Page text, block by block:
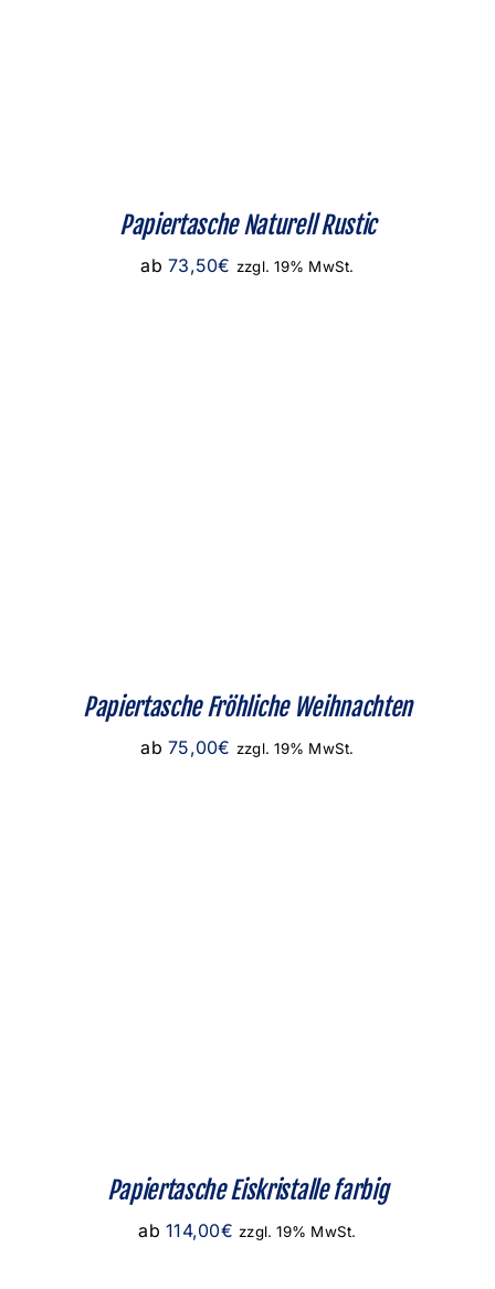
Papiertasche Naturell Rustic
ab73,50€ zzgl. 19% MwSt.
Papiertasche Fröhliche Weihnachten
ab75,00€ zzgl. 19% MwSt.
Papiertasche Eiskristalle farbig
ab114,00€ zzgl. 19% MwSt.